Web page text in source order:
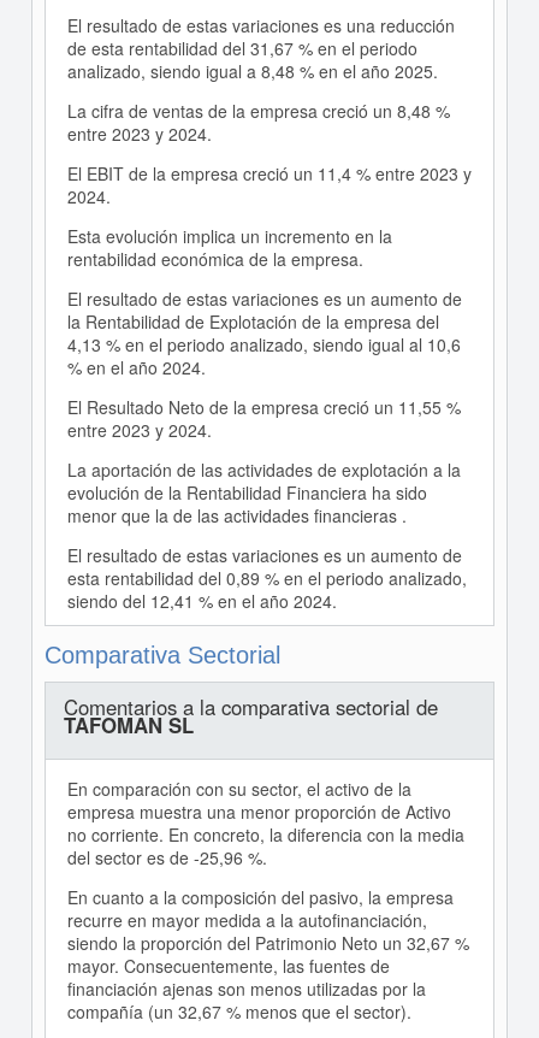
El resultado de estas variaciones es una reducción
de esta rentabilidad del 31,67 % en el periodo
analizado, siendo igual a 8,48 % en el año 2025.
La cifra de ventas de la empresa creció un 8,48 %
entre 2023 y 2024.
El EBIT de la empresa creció un 11,4 % entre 2023 y
2024.
Esta evolución implica un incremento en la
rentabilidad económica de la empresa.
El resultado de estas variaciones es un aumento de
la Rentabilidad de Explotación de la empresa del
4,13 % en el periodo analizado, siendo igual al 10,6
% en el año 2024.
El Resultado Neto de la empresa creció un 11,55 %
entre 2023 y 2024.
La aportación de las actividades de explotación a la
evolución de la Rentabilidad Financiera ha sido
menor que la de las actividades financieras .
El resultado de estas variaciones es un aumento de
esta rentabilidad del 0,89 % en el periodo analizado,
siendo del 12,41 % en el año 2024.
Comparativa Sectorial
Comentarios a la comparativa sectorial de
TAFOMAN SL
En comparación con su sector, el activo de la
empresa muestra una menor proporción de Activo
no corriente. En concreto, la diferencia con la media
del sector es de -25,96 %.
En cuanto a la composición del pasivo, la empresa
recurre en mayor medida a la autofinanciación,
siendo la proporción del Patrimonio Neto un 32,67 %
mayor. Consecuentemente, las fuentes de
financiación ajenas son menos utilizadas por la
compañía (un 32,67 % menos que el sector).